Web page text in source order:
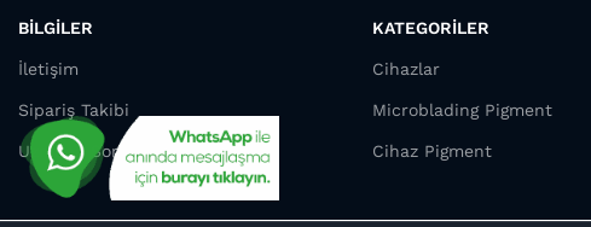
BİLGİLER
İletişim
Sipariş Takibi
Uzmana Sor
KATEGORİLER
Cihazlar
Microblading Pigment
Cihaz Pigment